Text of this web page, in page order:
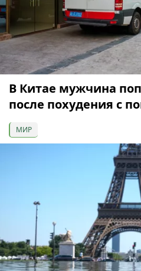
В Китае мужчина
после похудения с
МИР